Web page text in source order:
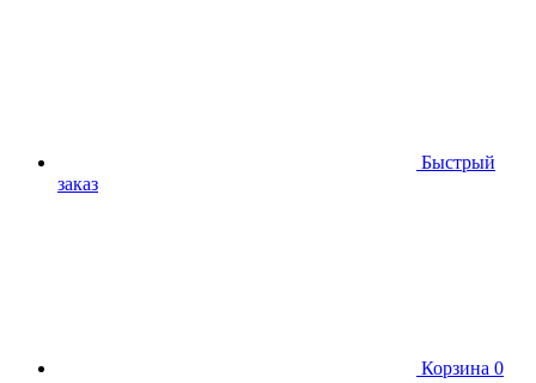
Быстрый
заказ
Корзина 0